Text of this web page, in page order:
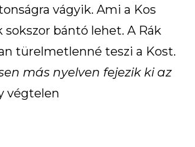
vágyik. Ami a Kos
sokszor bántó lehet. A Rák
türelmetlenné teszi a Kost.
más nyelven fejezik ki az
végtelen